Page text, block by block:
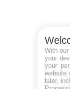
With
your
your
website
later,